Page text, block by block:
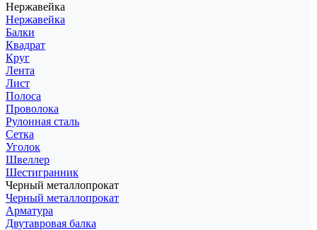
Нержавейка
Нержавейка
Балки
Квадрат
Круг
Лента
Лист
Полоса
Проволока
Рулонная сталь
Сетка
Уголок
Швеллер
Шестигранник
Черный металлопрокат
Черный металлопрокат
Арматура
Двутавровая балка